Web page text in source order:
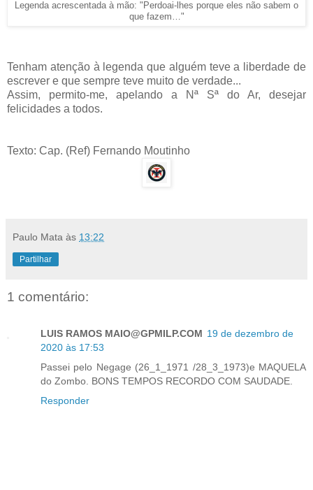
Legenda acrescentada à mão: "Perdoai-lhes porque eles não sabem o
que fazem…"
Tenham atenção à legenda que alguém teve a liberdade de
escrever e que sempre teve muito de verdade...
Assim, permito-me, apelando a Nª Sª do Ar, desejar
felicidades a todos.
Texto: Cap. (Ref) Fernando Moutinho
Paulo Mata às 13:22
Partilhar
1 comentário:
LUIS RAMOS MAIO@GPMILP.COM 19 de dezembro de
2020 às 17:53
Passei pelo Negage (26_1_1971 /28_3_1973)e MAQUELA
do Zombo. BONS TEMPOS RECORDO COM SAUDADE.
Responder